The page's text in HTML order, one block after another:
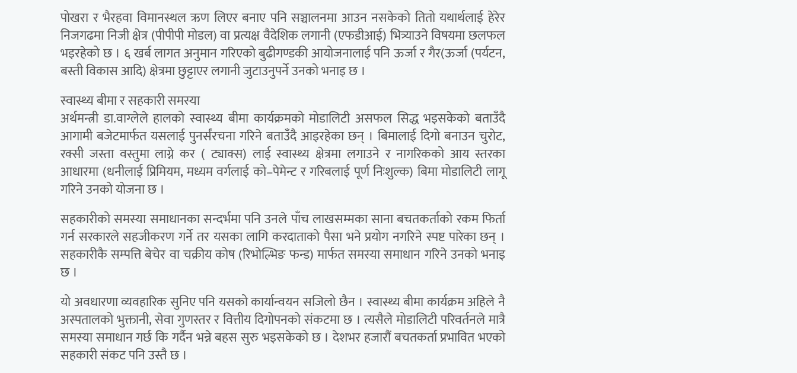
पोखरा र भैरहवा विमानस्थल ऋण लिएर बनाए पनि सञ्चालनमा आउन नसकेको तितो यथार्थलाई हेरेर
निजगढमा निजी क्षेत्र (पीपीपी मोडल) वा प्रत्यक्ष वैदेशिक लगानी (एफडीआई) भित्र्याउने विषयमा छलफल
भइरहेको छ । ६ खर्ब लागत अनुमान गरिएको बुढीगण्डकी आयोजनालाई पनि ऊर्जा र गैर(ऊर्जा (पर्यटन,
बस्ती विकास आदि) क्षेत्रमा छुट्टाएर लगानी जुटाउनुपर्ने उनको भनाइ छ ।
स्वास्थ्य बीमा र सहकारी समस्या
अर्थमन्त्री डा.वाग्लेले हालको स्वास्थ्य बीमा कार्यक्रमको मोडालिटी असफल सिद्ध भइसकेको बताउँदै
आगामी बजेटमार्फत यसलाई पुनर्संरचना गरिने बताउँदै आइरहेका छन् । बिमालाई दिगो बनाउन चुरोट,
रक्सी जस्ता वस्तुमा लाग्ने कर ( ट्याक्स) लाई स्वास्थ्य क्षेत्रमा लगाउने र नागरिकको आय स्तरका
आधारमा (धनीलाई प्रिमियम, मध्यम वर्गलाई को–पेमेन्ट र गरिबलाई पूर्ण निःशुल्क) बिमा मोडालिटी लागू
गरिने उनको योजना छ ।
सहकारीको समस्या समाधानका सन्दर्भमा पनि उनले पाँच लाखसम्मका साना बचतकर्ताको रकम फिर्ता
गर्न सरकारले सहजीकरण गर्ने तर यसका लागि करदाताको पैसा भने प्रयोग नगरिने स्पष्ट पारेका छन् ।
सहकारीकै सम्पत्ति बेचेर वा चक्रीय कोष (रिभोल्भिङ फन्ड) मार्फत समस्या समाधान गरिने उनको भनाइ
छ ।
यो अवधारणा व्यवहारिक सुनिए पनि यसको कार्यान्वयन सजिलो छैन । स्वास्थ्य बीमा कार्यक्रम अहिले नै
अस्पतालको भुक्तानी, सेवा गुणस्तर र वित्तीय दिगोपनको संकटमा छ । त्यसैले मोडालिटी परिवर्तनले मात्रै
समस्या समाधान गर्छ कि गर्दैन भन्ने बहस सुरु भइसकेको छ । देशभर हजारौं बचतकर्ता प्रभावित भएको
सहकारी संकट पनि उस्तै छ ।